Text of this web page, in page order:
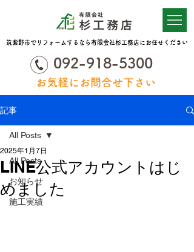
092-918-5300
お気軽にお問合せ下さい
筑紫野市でリフォームするなら有限会社杉工務店にお任せください
記事
All Posts
お知らせ
施工実績
All Posts
LINE公式アカウントはじ
めました
2025年1月7日